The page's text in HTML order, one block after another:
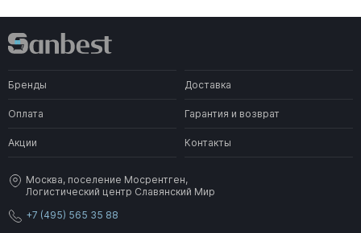
Бренды Доставка
Оплата Гарантия и возврат
Акции Контакты
Москва, поселение Мосрентген,
Логистический центр Славянский Мир
+7 (495) 565 35 88